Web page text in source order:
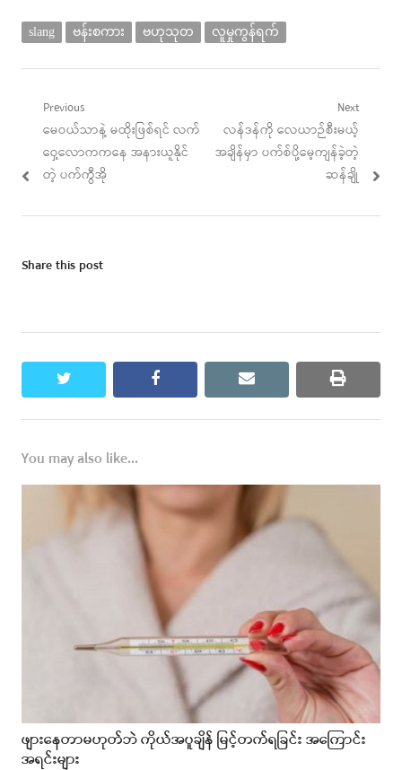
slang ဗန်းစကား ဗဟုသုတ လူမှုကွန်ရက်
Post
navigation
Previous
Previous
post:
မေဝယ်သာနဲ့ မထိုးဖြစ်ရင် လက်
ဝှေ့လောကကနေ အနားယူနိုင်
တဲ့ ပက်ကွီအို
Next
Next
post:
လန်ဒန်ကို လေယာဉ်စီးမယ့်
အချိန်မှာ ပက်စ်ပို့မေ့ကျန်ခဲ့တဲ့
ဆန်ချို
Share this post
twitter facebook email print
You may also like...
ဖျားနေတာမဟုတ်ဘဲ ကိုယ်အပူချိန် မြင့်တက်ရခြင်း အကြောင်း
အရင်းများ